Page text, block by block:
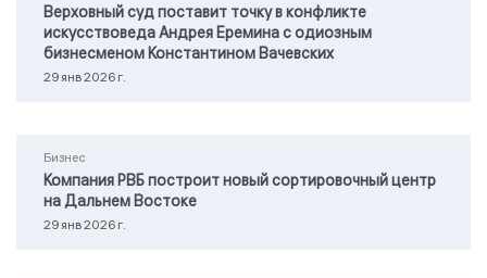
Верховный суд поставит точку в конфликте
искусствоведа Андрея Еремина с одиозным
бизнесменом Константином Вачевских
29 янв 2026 г.
Бизнес
Компания РВБ построит новый сортировочный центр
на Дальнем Востоке
29 янв 2026 г.